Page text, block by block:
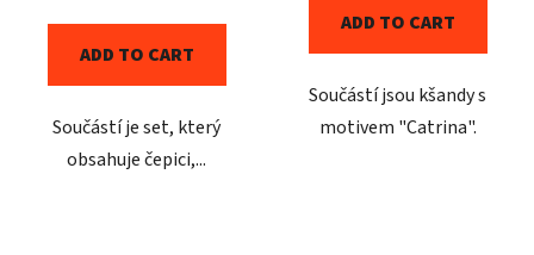
ADD TO CART
Součástí je set, který
obsahuje čepici,...
ADD TO CART
Součástí jsou kšandy s
motivem "Catrina".